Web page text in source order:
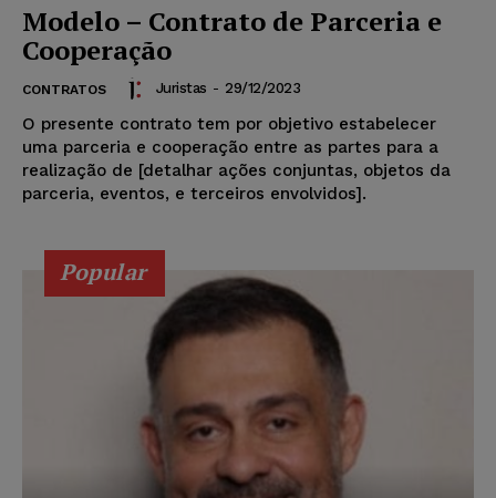
Modelo – Contrato de Parceria e
Cooperação
CONTRATOS Juristas - 29/12/2023
O presente contrato tem por objetivo estabelecer
uma parceria e cooperação entre as partes para a
realização de [detalhar ações conjuntas, objetos da
parceria, eventos, e terceiros envolvidos].
Popular